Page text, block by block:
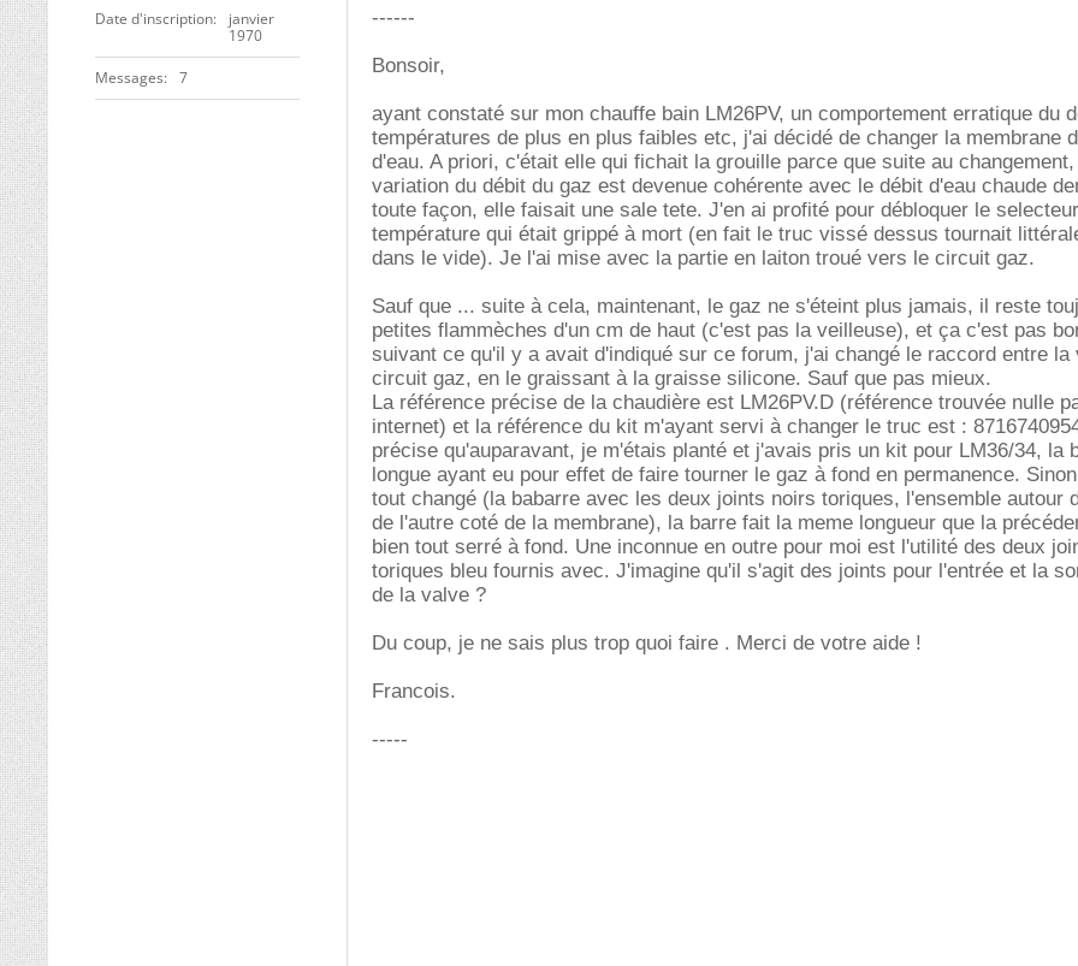
Date d'inscription
janvier
1970
Messages 7
------
Bonsoir,
ayant constaté sur mon chauffe bain LM26PV, un comportement erratique du
températures de plus en plus faibles etc, j'ai décidé de changer la membrane
d'eau. A priori, c'était elle qui fichait la grouille parce que suite au
variation du débit du gaz est devenue cohérente avec le débit d'eau chaude
toute façon, elle faisait une sale tete. J'en ai profité pour débloquer le
température qui était grippé à mort (en fait le truc vissé dessus tournait
dans le vide). Je l'ai mise avec la partie en laiton troué vers le circuit gaz.
Sauf que ... suite à cela, maintenant, le gaz ne s'éteint plus jamais, il reste
petites flammèches d'un cm de haut (c'est pas la veilleuse), et ça c'est pas
suivant ce qu'il y a avait d'indiqué sur ce forum, j'ai changé le raccord entre la
circuit gaz, en le graissant à la graisse silicone. Sauf que pas mieux.
La référence précise de la chaudière est LM26PV.D (référence trouvée nulle
internet) et la référence du kit m'ayant servi à changer le truc est :
précise qu'auparavant, je m'étais planté et j'avais pris un kit pour LM36/34, la
longue ayant eu pour effet de faire tourner le gaz à fond en permanence.
tout changé (la babarre avec les deux joints noirs toriques, l'ensemble autour
de l'autre coté de la membrane), la barre fait la meme longueur que la
bien tout serré à fond. Une inconnue en outre pour moi est l'utilité des deux
toriques bleu fournis avec. J'imagine qu'il s'agit des joints pour l'entrée et la
de la valve ?
Du coup, je ne sais plus trop quoi faire . Merci de votre aide !
Francois.
-----